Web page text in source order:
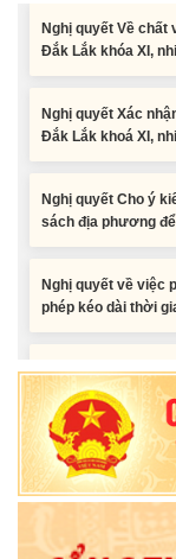
Nghị quyết Xác
Nghị quyết Cho ý
Nghị quyết về việc
Nghị quyết Vê việc
Nghị quyết Về
Đắk Lắk khóa XI,
Nghị quyết Xác
Đắk Lắk khoá XI,